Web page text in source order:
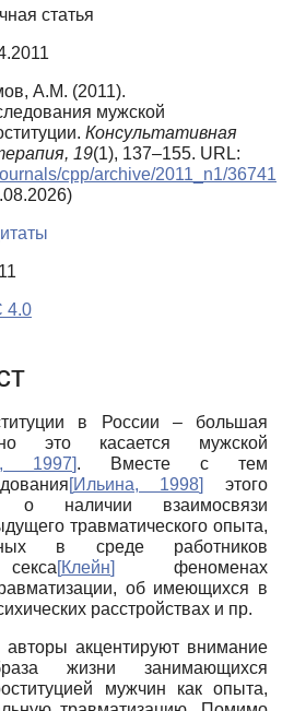
статья
А.М. (2011).
мужской
Консультативная
19(1), 137–155. URL:
cpp/archive/2011_n1/36741
4.0
в России – большая
это касается мужской
1997]. Вместе с тем
[Ильина, 1998]
этого
о наличии взаимосвязи
травматического опыта,
в среде работников
[Клейн]
феноменах
об имеющихся в
расстройствах и пр.
акцентируют внимание
жизни занимающихся
мужчин как опыта,